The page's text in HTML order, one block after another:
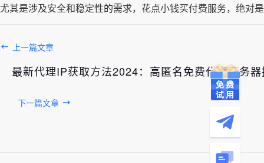
尤其是涉及安全和稳定性的需求，花点小钱买付费服务，绝对
上一篇文章
最新代理IP获取方法2024：高匿名免费代理服务
下一篇文章